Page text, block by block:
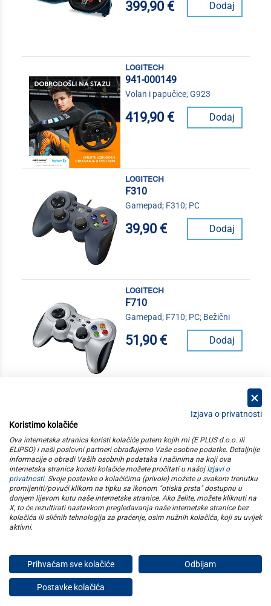
399,90 € Dodaj
logitech
941-000149
Volan i papučice; G923
419,90 € Dodaj
logitech
F310
Gamepad; F310; PC
39,90 € Dodaj
logitech
F710
Gamepad; F710; PC; Bežični
51,90 € Dodaj
kategorije
elipso
informacije
pratite nas
E plus d.o.o. © Copyright 2026
Izjava o privatnosti
Koristimo kolačiće
Ova internetska stranica koristi kolačiće putem kojih mi (E PLUS d.o.o. ili
ELIPSO) i naši poslovni partneri obrađujemo Vaše osobne podatke. Detaljnije
informacije o obradi Vaših osobnih podataka i načinima na koji ova
internetska stranica koristi kolačiće možete pročitati u našoj Izjavi o
privatnosti. Svoje postavke o kolačićima (privole) možete u svakom trenutku
promijeniti/povući klikom na tipku sa ikonom "otiska prsta" dostupnu u
donjem lijevom kutu naše internetske stranice. Ako želite, možete kliknuti na
X, to će rezultirati nastavkom pregledavanja naše internetske stranice bez
kolačića ili sličnih tehnologija za praćenje, osim nužnih kolačića, koji su uvijek
aktivni.
Prihvaćam sve kolačiće Odbijam
Postavke kolačića